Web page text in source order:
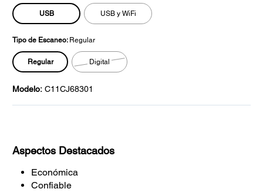
USB USB y WiFi
Tipo de Escaneo: Regular
Regular Digital
Modelo: C11CJ68301
Aspectos Destacados
Económica
Confiable